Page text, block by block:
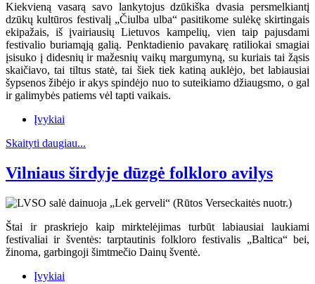
Kiekvieną vasarą savo lankytojus dzūkiška dvasia persmelkiantį
dzūkų kultūros festivalį „Čiulba ulba“ pasitikome sulėkę skirtingais
ekipažais, iš įvairiausių Lietuvos kampelių, vien taip pajusdami
festivalio buriamąją galią. Penktadienio pavakarę ratiliokai smagiai
įsisuko į didesnių ir mažesnių vaikų margumyną, su kuriais tai žąsis
skaičiavo, tai tiltus statė, tai šiek tiek katiną auklėjo, bet labiausiai
šypsenos žibėjo ir akys spindėjo nuo to suteikiamo džiaugsmo, o gal
ir galimybės patiems vėl tapti vaikais.
Įvykiai
Skaityti daugiau...
Vilniaus širdyje dūzgė folkloro avilys
Štai ir praskriejo kaip mirktelėjimas turbūt labiausiai laukiami
festivaliai ir šventės: tarptautinis folkloro festivalis „Baltica“ bei,
žinoma, garbingoji šimtmečio Dainų šventė.
Įvykiai